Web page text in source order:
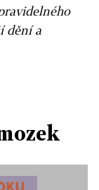
dění a